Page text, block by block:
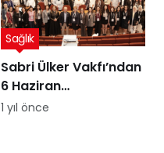
Sabri Ülker Vakfı’ndan
6 Haziran
Diyetisyenler Günü’ne
Sağlık
1 yıl önce